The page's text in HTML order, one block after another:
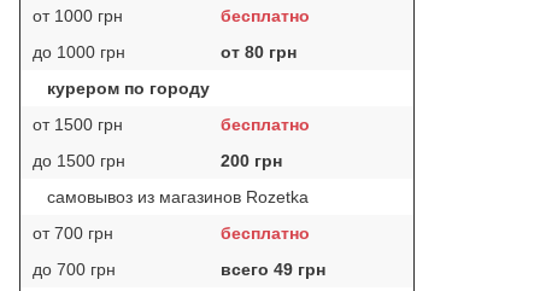
от 1000 грн
бесплатно
до 1000 грн
от 80 грн
курером по городу
от 1500 грн
бесплатно
до 1500 грн
200 грн
самовывоз из магазинов Rozetka
от 700 грн
бесплатно
до 700 грн
всего 49 грн